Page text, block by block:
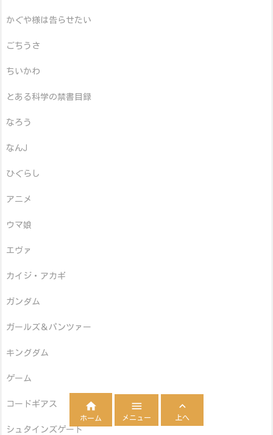
かぐや様は告らせたい
ごちうさ
ちいかわ
とある科学の禁書目録
なろう
なんJ
ひぐらし
アニメ
ウマ娘
エヴァ
カイジ・アカギ
ガンダム
ガールズ＆パンツァー
キングダム
ゲーム
コードギアス
シュタインズゲート

ホーム

メニュー

上へ